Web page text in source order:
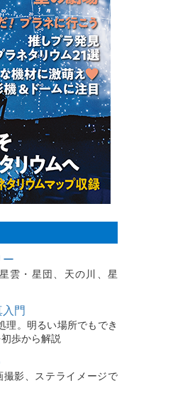
雲・星団、天の川、星
門
理。明るい場所でもでき
歩から解説
撮影、ステライメージで